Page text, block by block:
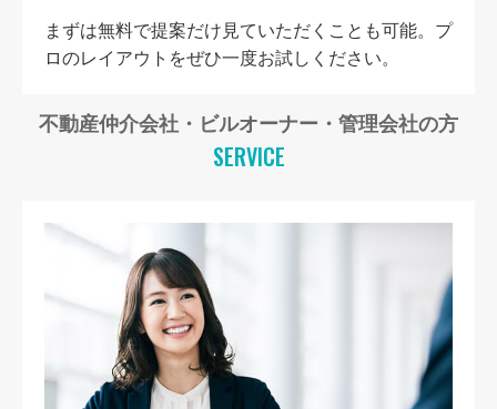
まずは無料で提案だけ見ていただくことも可能。プ
ロのレイアウトをぜひ一度お試しください。
不動産仲介会社・ビルオーナー・管理会社の方
SERVICE